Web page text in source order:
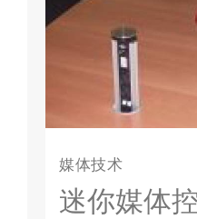
软件系统。 可扩展
安全系统。 低噪声
媒体技术
迷你媒体